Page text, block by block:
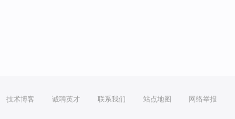
技术博客 诚聘英才 联系我们 站点地图 网络举报